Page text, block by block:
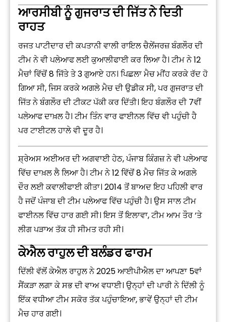
ਆਰਸੀਬੀ ਨੂੰ ਗੁਜਰਾਤ ਦੀ ਜਿੱਤ ਨੇ ਦਿਤੀ
ਰਾਹਤ
ਰਜਤ ਪਾਟੀਦਾਰ ਦੀ ਕਪਤਾਨੀ ਵਾਲੀ ਰਾਇਲ ਚੈਲੇਂਜਰਜ਼ ਬੰਗਲੌਰ ਦੀ
ਟੀਮ ਨੇ ਵੀ ਪਲੇਆਫ ਲਈ ਕੁਆਲੀਫਾਈ ਕਰ ਲਿਆ ਹੈ। ਟੀਮ ਨੇ 12
ਮੈਚਾਂ ਵਿੱਚੋਂ 8 ਜਿੱਤੇ ਤੇ 3 ਗੁਆਏ ਹਨ। ਪਿਛਲਾ ਮੈਚ ਮੀਂਹ ਕਰਕੇ ਰੱਦ ਹੋ
ਗਿਆ ਸੀ, ਜਿਸ ਕਰਕੇ ਅਗਲੇ ਮੈਚ ਦੀ ਉਡੀਕ ਸੀ, ਪਰ ਗੁਜਰਾਤ ਦੀ
ਜਿੱਤ ਨੇ ਬੰਗਲੌਰ ਦੀ ਟੀਕਟ ਪੱਕੀ ਕਰ ਦਿੱਤੀ। ਇਹ ਬੰਗਲੌਰ ਦੀ 7ਵੀਂ
ਪਲੇਆਫ ਦਾਖ਼ਲ ਹੈ। ਟੀਮ ਤਿੰਨ ਵਾਰ ਫਾਈਨਲ ਵਿੱਚ ਵੀ ਪਹੁੰਚੀ ਹੈ
ਪਰ ਟਾਈਟਲ ਹਾਲੇ ਵੀ ਦੂਰ ਹੈ।
ਸ਼੍ਰੇਅਸ ਅਈਅਰ ਦੀ ਅਗਵਾਈ ਹੇਠ, ਪੰਜਾਬ ਕਿੰਗਜ਼ ਨੇ ਵੀ ਪਲੇਆਫ
ਵਿੱਚ ਦਾਖ਼ਲ ਲੈ ਲਿਆ ਹੈ। ਟੀਮ ਨੇ 12 ਵਿੱਚੋਂ 8 ਮੈਚ ਜਿੱਤ ਕੇ ਅਗਲੇ
ਦੌਰ ਲਈ ਕਵਾਲੀਫਾਈ ਕੀਤਾ। 2014 ਤੋਂ ਬਾਅਦ ਇਹ ਪਹਿਲੀ ਵਾਰ
ਹੈ ਜਦੋਂ ਪੰਜਾਬ ਦੀ ਟੀਮ ਪਲੇਆਫ ਵਿੱਚ ਪਹੁੰਚੀ ਹੈ। ਉਸ ਸਾਲ ਟੀਮ
ਫਾਈਨਲ ਵਿੱਚ ਹਾਰ ਗਈ ਸੀ। ਇਸ ਤੋਂ ਇਲਾਵਾ, ਟੀਮ ਆਮ ਤੌਰ ‘ਤੇ
ਲੀਗ ਪੜਾਅ ਤੱਕ ਹੀ ਸੀਮਤ ਰਹੀ ਸੀ।
ਕੇਐਲ ਰਾਹੁਲ ਦੀ ਬਲੰਡਰ ਫਾਰਮ
ਦਿੱਲੀ ਵੱਲੋਂ ਕੇਐਲ ਰਾਹੁਲ ਨੇ 2025 ਆਈਪੀਐਲ ਦਾ ਆਪਣਾ 5ਵਾਂ
ਸੈਂਕੜਾ ਲਗਾ ਕੇ ਸਭ ਦੀ ਵਾਅ ਵਧਾਈ। ਉਨ੍ਹਾਂ ਦੀ ਪਾਰੀ ਨੇ ਦਿੱਲੀ ਨੂੰ
ਇੱਕ ਵਧੀਆ ਟੀਮ ਸਕੋਰ ਤੱਕ ਪਹੁੰਚਾਇਆ, ਭਾਵੇਂ ਉਨ੍ਹਾਂ ਦੀ ਟੀਮ
ਮੈਚ ਹਾਰ ਗਈ।